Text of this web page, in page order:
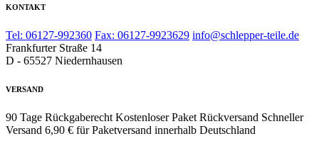
KONTAKT
Tel: 06127-992360 Fax: 06127-9923629 info@schlepper-teile.de
Frankfurter Straße 14
D - 65527 Niedernhausen
VERSAND
90 Tage Rückgaberecht Kostenloser Paket Rückversand Schneller
Versand 6,90 € für Paketversand innerhalb Deutschland